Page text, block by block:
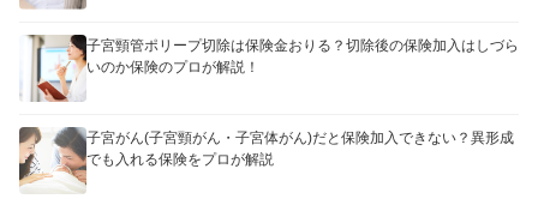
子宮頸管ポリープ切除は保険金おりる？切除後の保険加入はしづら
いのか保険のプロが解説！
子宮がん(子宮頸がん・子宮体がん)だと保険加入できない？異形成
でも入れる保険をプロが解説